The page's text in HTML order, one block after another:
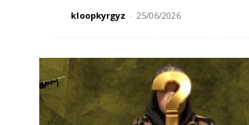
kloopkyrgyz - 25/06/2026